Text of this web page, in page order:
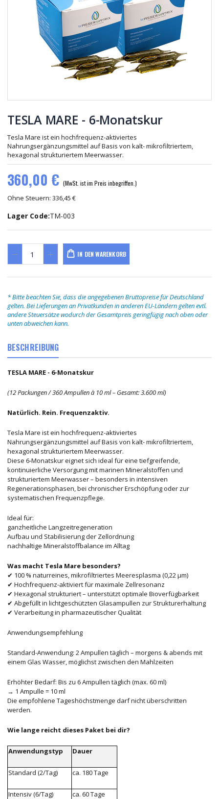
TESLA MARE - 6-Monatskur
Tesla Mare ist ein hochfrequenz-aktiviertes
Nahrungsergänzungsmittel auf Basis von kalt- mikrofiltriertem,
hexagonal strukturiertem Meerwasser.
360,00 € (MwSt. ist im Preis inbegriffen.)
Ohne Steuern: 336,45 €
Lager Code:TM-003
IN DEN WARENKORB
* Bitte beachten Sie, dass die angegebenen Bruttopreise für Deutschland
gelten. Bei Lieferungen an Privatkunden in anderen EU-Ländern gelten evtl.
andere Steuersätze wodurch der Gesamtpreis geringfügig nach oben oder
unten abweichen kann.
BESCHREIBUNG
TESLA MARE - 6-Monatskur
(12 Packungen / 360 Ampullen à 10 ml – Gesamt: 3.600 ml)
Natürlich. Rein. Frequenzaktiv.
Tesla Mare ist ein hochfrequenz-aktiviertes
Nahrungsergänzungsmittel auf Basis von kalt- mikrofiltriertem,
hexagonal strukturiertem Meerwasser.
Diese 6-Monatskur eignet sich ideal für eine tiefgreifende,
kontinuierliche Versorgung mit marinen Mineralstoffen und
strukturiertem Meerwasser – besonders in intensiven
Regenerationsphasen, bei chronischer Erschöpfung oder zur
systematischen Frequenzpflege.
Ideal für:
ganzheitliche Langzeitregeneration
Aufbau und Stabilisierung der Zellordnung
nachhaltige Mineralstoffbalance im Alltag
Was macht Tesla Mare besonders?
✔ 100 % naturreines, mikrofiltriertes Meeresplasma (0,22 μm)
✔ Hochfrequenz-aktiviert für maximale Zellresonanz
✔ Hexagonal strukturiert – unterstützt optimale Bioverfügbarkeit
✔ Abgefüllt in lichtgeschützten Glasampullen zur Strukturerhaltung
✔ Verarbeitung in pharmazeutischer Qualität
Anwendungsempfehlung
Standard-Anwendung: 2 Ampullen täglich – morgens & abends mit
einem Glas Wasser, möglichst zwischen den Mahlzeiten
Erhöhter Bedarf: Bis zu 6 Ampullen täglich (max. 60 ml)
→ 1 Ampulle = 10 ml
Die empfohlene Tageshöchstmenge darf nicht überschritten
werden.
Wie lange reicht dieses Paket bei dir?
Anwendungstyp Dauer
Standard (2/Tag) ca. 180 Tage
Intensiv (6/Tag) ca. 60 Tage
Tesla Relax
808,00 €
Tesla
FlexPad
416,50 €